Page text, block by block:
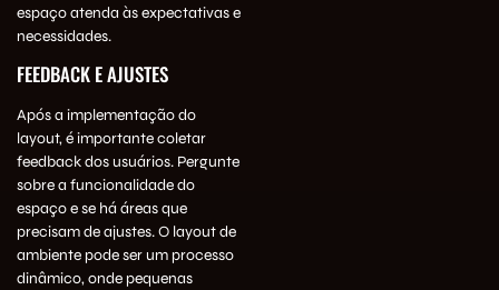
espaço atenda às expectativas e
necessidades.
FEEDBACK E AJUSTES
Após a implementação do
layout, é importante coletar
feedback dos usuários. Pergunte
sobre a funcionalidade do
espaço e se há áreas que
precisam de ajustes. O layout de
ambiente pode ser um processo
dinâmico, onde pequenas